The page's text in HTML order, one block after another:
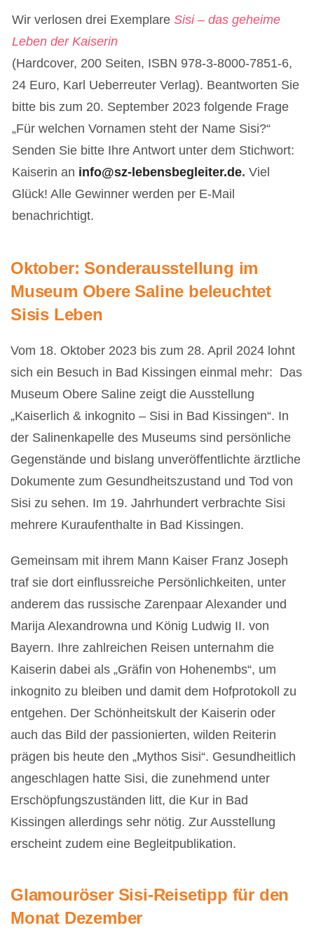
Wir verlosen drei Exemplare Sisi – das geheime
Leben der Kaiserin
(Hardcover, 200 Seiten, ISBN 978-3-8000-7851-6,
24 Euro, Karl Ueberreuter Verlag). Beantworten Sie
bitte bis zum 20. September 2023 folgende Frage
„Für welchen Vornamen steht der Name Sisi?“
Senden Sie bitte Ihre Antwort unter dem Stichwort:
Kaiserin an info@sz-lebensbegleiter.de. Viel
Glück! Alle Gewinner werden per E-Mail
benachrichtigt.
Oktober: Sonderausstellung im
Museum Obere Saline beleuchtet
Sisis Leben
Vom 18. Oktober 2023 bis zum 28. April 2024 lohnt
sich ein Besuch in Bad Kissingen einmal mehr: Das
Museum Obere Saline zeigt die Ausstellung
„Kaiserlich & inkognito – Sisi in Bad Kissingen“. In
der Salinenkapelle des Museums sind persönliche
Gegenstände und bislang unveröffentlichte ärztliche
Dokumente zum Gesundheitszustand und Tod von
Sisi zu sehen. Im 19. Jahrhundert verbrachte Sisi
mehrere Kuraufenthalte in Bad Kissingen.
Gemeinsam mit ihrem Mann Kaiser Franz Joseph
traf sie dort einflussreiche Persönlichkeiten, unter
anderem das russische Zarenpaar Alexander und
Marija Alexandrowna und König Ludwig II. von
Bayern. Ihre zahlreichen Reisen unternahm die
Kaiserin dabei als „Gräfin von Hohenembs“, um
inkognito zu bleiben und damit dem Hofprotokoll zu
entgehen. Der Schönheitskult der Kaiserin oder
auch das Bild der passionierten, wilden Reiterin
prägen bis heute den „Mythos Sisi“. Gesundheitlich
angeschlagen hatte Sisi, die zunehmend unter
Erschöpfungszuständen litt, die Kur in Bad
Kissingen allerdings sehr nötig. Zur Ausstellung
erscheint zudem eine Begleitpublikation.
Glamouröser Sisi-Reisetipp für den
Monat Dezember